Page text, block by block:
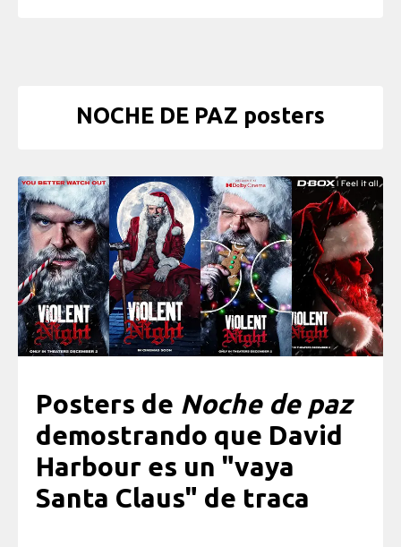
NOCHE DE PAZ posters
Posters de Noche de paz
demostrando que David
Harbour es un "vaya
Santa Claus" de traca